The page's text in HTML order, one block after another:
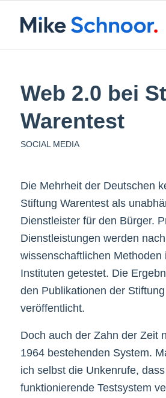
Web 2.0 bei
Warentest
SOCIAL MEDIA
Die Mehrheit der Deutschen
Stiftung Warentest als
Dienstleister für den Bürger.
Dienstleistungen werden nach
wissenschaftlichen Methoden
Instituten getestet. Die
den Publikationen der
veröffentlicht.
Doch auch der Zahn der Zeit
1964 bestehenden System.
ich selbst die Unkenrufe,
funktionierende Testsystem